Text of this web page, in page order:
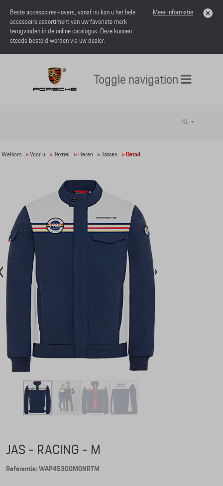
Beste accessoires-lovers, vanaf nu kan u het hele
accessoire assortiment van uw favoriete merk
terugvinden in de online catalogus. Deze kunnen
steeds besteld worden via uw dealer.
Meer informatie
Toggle navigation
NL
Welkom >Voor u >Textiel > Heren > Jassen > Detail
JAS - RACING - M
Referentie: WAP45300M0NRTM